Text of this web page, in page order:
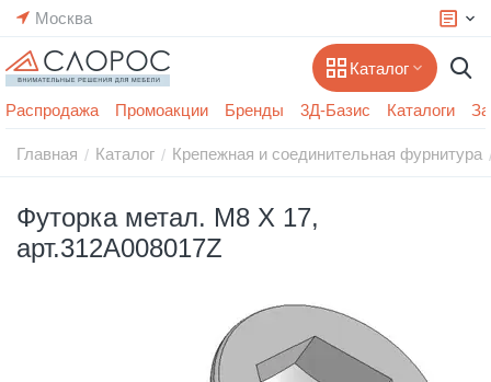
Москва
Каталог
Распродажа Промоакции Бренды 3Д-Базис Каталоги
Главная / Каталог / Крепежная и соединительная фурнитура
Футорка метал. М8 Х 17,
арт.312A008017Z